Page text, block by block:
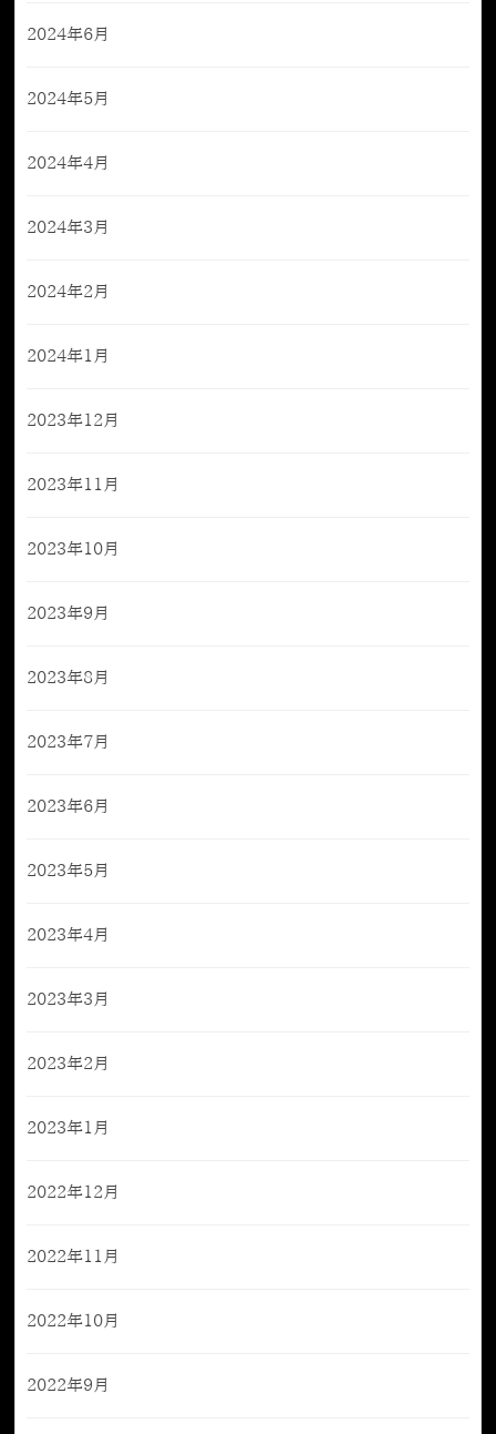
2024年6月
2024年5月
2024年4月
2024年3月
2024年2月
2024年1月
2023年12月
2023年11月
2023年10月
2023年9月
2023年8月
2023年7月
2023年6月
2023年5月
2023年4月
2023年3月
2023年2月
2023年1月
2022年12月
2022年11月
2022年10月
2022年9月